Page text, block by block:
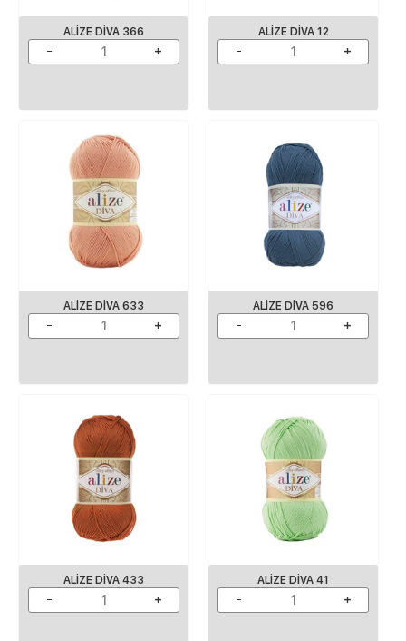
ALIZE DIVA 366 ALIZE DIVA 12
ALIZE DIVA 633 ALIZE DIVA 596
ALIZE DIVA 433 ALIZE DIVA 41